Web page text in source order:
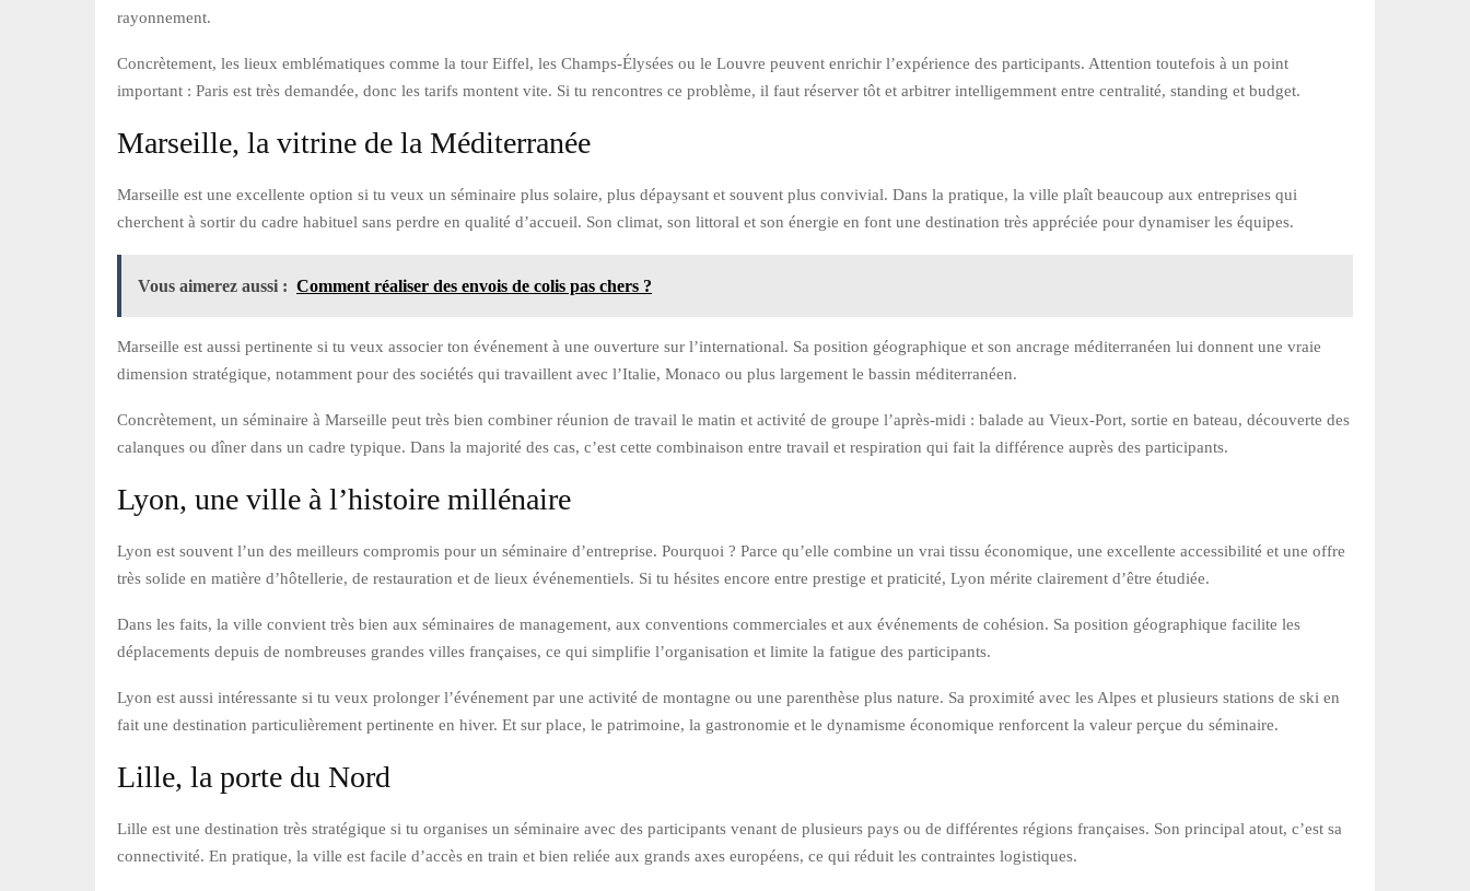
rayonnement.
Concrètement, les lieux emblématiques comme la tour Eiffel, les Champs-Élysées ou le Louvre peuvent enrichir l’expérience des participants. Attention toutefois à un point
important : Paris est très demandée, donc les tarifs montent vite. Si tu rencontres ce problème, il faut réserver tôt et arbitrer intelligemment entre centralité, standing et budget.
Marseille, la vitrine de la Méditerranée
Marseille est une excellente option si tu veux un séminaire plus solaire, plus dépaysant et souvent plus convivial. Dans la pratique, la ville plaît beaucoup aux entreprises qui
cherchent à sortir du cadre habituel sans perdre en qualité d’accueil. Son climat, son littoral et son énergie en font une destination très appréciée pour dynamiser les équipes.
Vous aimerez aussi : Comment réaliser des envois de colis pas chers ?
Marseille est aussi pertinente si tu veux associer ton événement à une ouverture sur l’international. Sa position géographique et son ancrage méditerranéen lui donnent une vraie
dimension stratégique, notamment pour des sociétés qui travaillent avec l’Italie, Monaco ou plus largement le bassin méditerranéen.
Concrètement, un séminaire à Marseille peut très bien combiner réunion de travail le matin et activité de groupe l’après-midi : balade au Vieux-Port, sortie en bateau, découverte des
calanques ou dîner dans un cadre typique. Dans la majorité des cas, c’est cette combinaison entre travail et respiration qui fait la différence auprès des participants.
Lyon, une ville à l’histoire millénaire
Lyon est souvent l’un des meilleurs compromis pour un séminaire d’entreprise. Pourquoi ? Parce qu’elle combine un vrai tissu économique, une excellente accessibilité et une offre
très solide en matière d’hôtellerie, de restauration et de lieux événementiels. Si tu hésites encore entre prestige et praticité, Lyon mérite clairement d’être étudiée.
Dans les faits, la ville convient très bien aux séminaires de management, aux conventions commerciales et aux événements de cohésion. Sa position géographique facilite les
déplacements depuis de nombreuses grandes villes françaises, ce qui simplifie l’organisation et limite la fatigue des participants.
Lyon est aussi intéressante si tu veux prolonger l’événement par une activité de montagne ou une parenthèse plus nature. Sa proximité avec les Alpes et plusieurs stations de ski en
fait une destination particulièrement pertinente en hiver. Et sur place, le patrimoine, la gastronomie et le dynamisme économique renforcent la valeur perçue du séminaire.
Lille, la porte du Nord
Lille est une destination très stratégique si tu organises un séminaire avec des participants venant de plusieurs pays ou de différentes régions françaises. Son principal atout, c’est sa
connectivité. En pratique, la ville est facile d’accès en train et bien reliée aux grands axes européens, ce qui réduit les contraintes logistiques.